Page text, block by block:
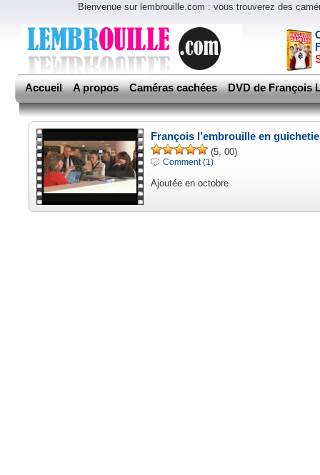
Bienvenue sur lembrouille.com : vous trouverez des
Accueil A propos Caméras cachées DVD de François
François l’embrouille en
(5, 00)
Comment (1)
Ajoutée en octobre